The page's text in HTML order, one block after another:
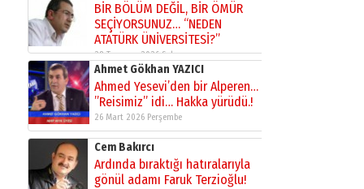
BİR BÖLÜM DEĞİL, BİR ÖMÜR
SEÇİYORSUNUZ… “NEDEN
ATATÜRK ÜNİVERSİTESİ?”
28 Temmuz 2026 Salı
Ahmet Gökhan YAZICI
Ahmed Yesevi’den bir Alperen…
”Reisimiz” idi… Hakka yürüdü.!
26 Mart 2026 Perşembe
Cem Bakırcı
Ardında bıraktığı hatıralarıyla
gönül adamı Faruk Terzioğlu!